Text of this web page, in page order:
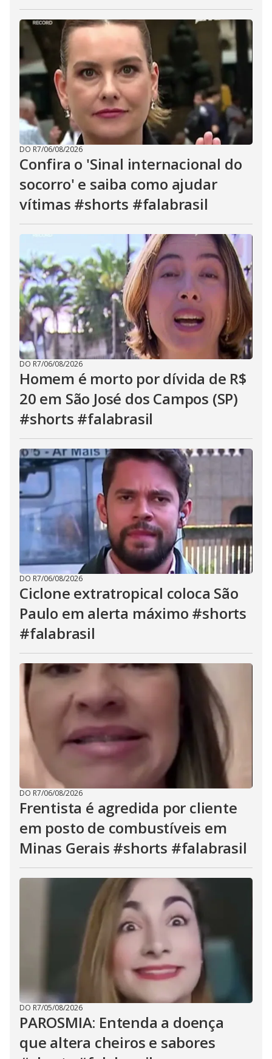
DO R7/06/08/2026
Confira o 'Sinal internacional do
socorro' e saiba como ajudar
vítimas #shorts #falabrasil
DO R7/06/08/2026
Homem é morto por dívida de R$
20 em São José dos Campos (SP)
#shorts #falabrasil
DO R7/06/08/2026
Ciclone extratropical coloca São
Paulo em alerta máximo #shorts
#falabrasil
DO R7/06/08/2026
Frentista é agredida por cliente
em posto de combustíveis em
Minas Gerais #shorts #falabrasil
DO R7/05/08/2026
PAROSMIA: Entenda a doença
que altera cheiros e sabores